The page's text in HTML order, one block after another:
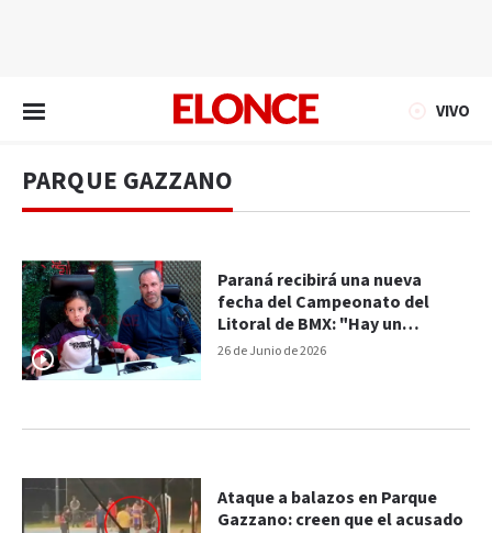
VIVO
PARQUE GAZZANO
26 de Junio de 2026
Paraná recibirá una nueva
fecha del Campeonato del
Litoral de BMX: "Hay un
semillero muy lindo de chicos"
Ataque a balazos en Parque
Gazzano: creen que el acusado